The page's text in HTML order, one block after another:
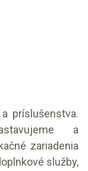
príslušenstva.
a
zariadenia
služby,